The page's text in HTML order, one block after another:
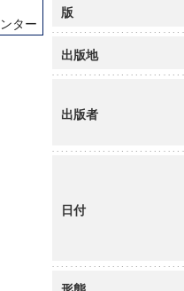
ター
ティテュート
プログラム論理と感性の先
版
出版地
出版者
日付